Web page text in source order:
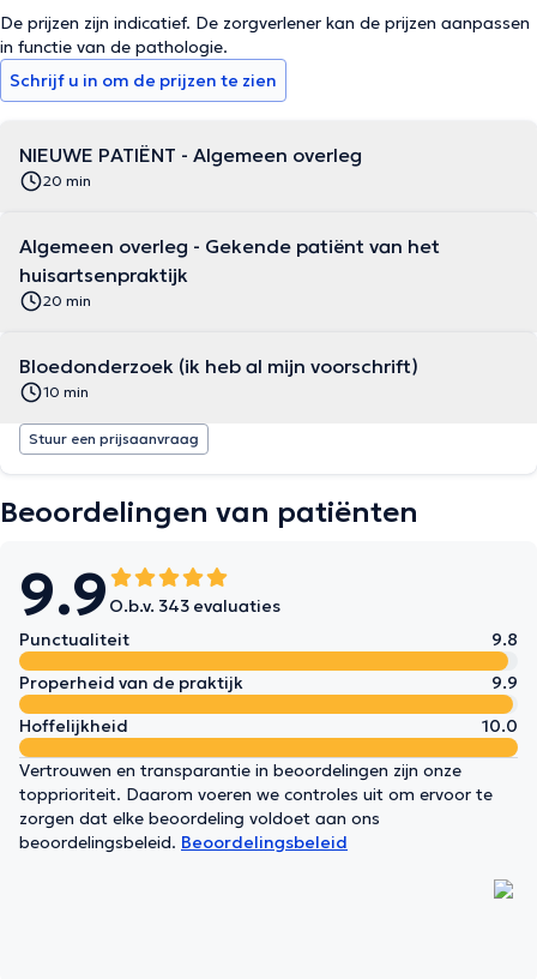
De prijzen zijn indicatief. De zorgverlener kan de prijzen aanpassen
in functie van de pathologie.
Schrijf u in om de prijzen te zien
NIEUWE PATIËNT - Algemeen overleg
20 min
Algemeen overleg - Gekende patiënt van het
huisartsenpraktijk
20 min
Bloedonderzoek (ik heb al mijn voorschrift)
10 min
Stuur een prijsaanvraag
Beoordelingen van patiënten
9.9 O.b.v. 343 evaluaties
Punctualiteit
9.8
Properheid van de praktijk
9.9
Hoffelijkheid
10.0
Vertrouwen en transparantie in beoordelingen zijn onze
topprioriteit. Daarom voeren we controles uit om ervoor te
zorgen dat elke beoordeling voldoet aan ons
beoordelingsbeleid. Beoordelingsbeleid